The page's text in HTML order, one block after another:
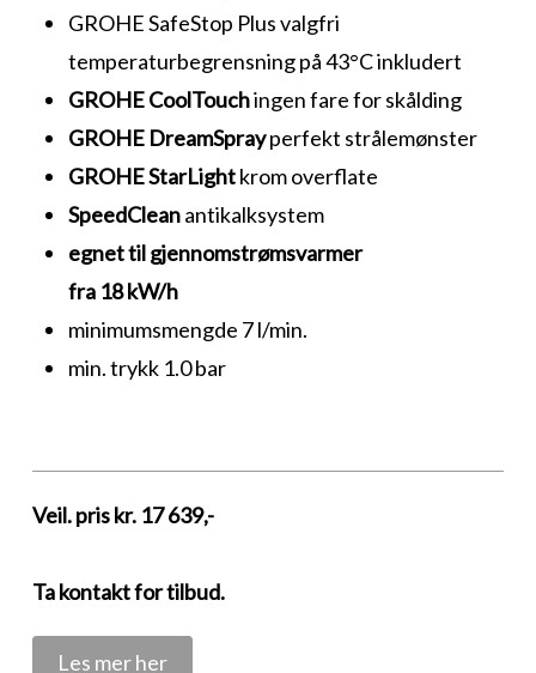
GROHE SafeStop Plus valgfri
temperaturbegrensning på 43°C inkludert
GROHE CoolTouchingen fare for skålding
GROHE DreamSprayperfekt strålemønster
GROHE StarLightkrom overflate
SpeedCleanantikalksystem
egnet til gjennomstrømsvarmer
fra 18 kW/h
minimumsmengde 7 l/min.
min. trykk 1.0 bar
Veil. pris kr. 17 639,-
Ta kontakt for tilbud.
Les mer her